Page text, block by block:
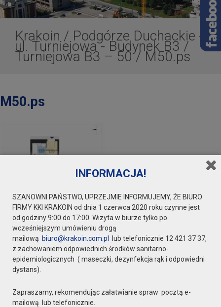
Krakoin / Podgórze Duchackie -
ul. Turniejowa - Budynek B3/
Turniejowa B3 – 50/M50.ps
M50.ps
INFORMACJA!
SZANOWNI PAŃSTWO, UPRZEJMIE INFORMUJEMY, ŻE BIURO
FIRMY KKI KRAKOIN od dnia 1 czerwca 2020 roku czynne jest
od godziny 9:00 do 17:00. Wizyta w biurze tylko po
wcześniejszym umówieniu drogą
mailową biuro@krakoin.com.pl
lub telefonicznie 12 421 37 37,
z zachowaniem odpowiednich środków sanitarno-
epidemiologicznych ( maseczki, dezynfekcja rąk i odpowiedni
dystans).
Zapraszamy, rekomendując załatwianie spraw pocztą e-
mailową lub telefonicznie.